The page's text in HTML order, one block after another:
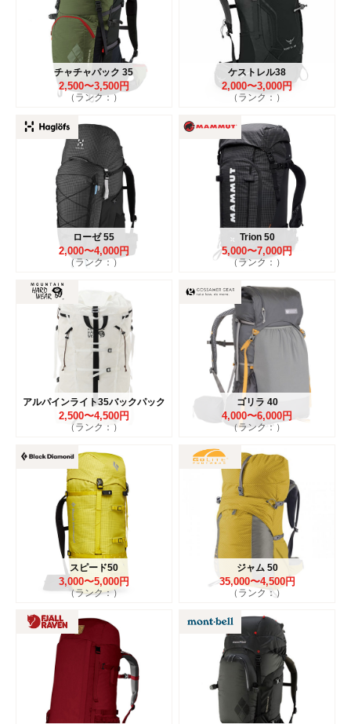
チャチャパック 35
2,500〜3,500円
（ランク：）
ケストレル38
2,000〜3,000円
（ランク：）
ローゼ 55
2,000〜4,000円
（ランク：）
Trion 50
5,000〜7,000円
（ランク：）
アルパインライト35バックパック
2,500〜4,500円
（ランク：）
ゴリラ 40
4,000〜6,000円
（ランク：）
スピード50
3,000〜5,000円
（ランク：）
ジャム 50
35,000〜4,500円
（ランク：）